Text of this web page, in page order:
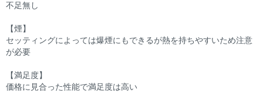
不足無し
【煙】
セッティングによっては爆煙にもできるが熱を持ちやすいため注意
が必要
【満足度】
価格に見合った性能で満足度は高い